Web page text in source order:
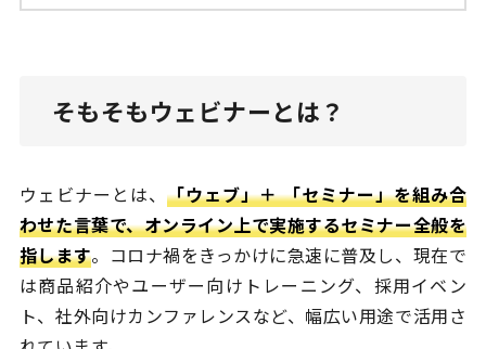
そもそもウェビナーとは？
ウェビナーとは、 「ウェブ」＋ 「セミナー」を組み合
わせた言葉で、オンライン上で実施するセミナー全般を
指します。コロナ禍をきっかけに急速に普及し、現在で
は商品紹介やユーザー向けトレーニング、採用イベン
ト、社外向けカンファレンスなど、幅広い用途で活用さ